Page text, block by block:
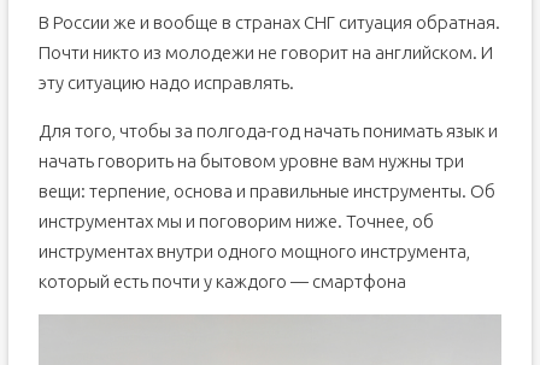
В России же и вообще в странах СНГ ситуация обратная.
Почти никто из молодежи не говорит на английском. И
эту ситуацию надо исправлять.
Для того, чтобы за полгода-год начать понимать язык и
начать говорить на бытовом уровне вам нужны три
вещи: терпение, основа и правильные инструменты. Об
инструментах мы и поговорим ниже. Точнее, об
инструментах внутри одного мощного инструмента,
который есть почти у каждого — смартфона